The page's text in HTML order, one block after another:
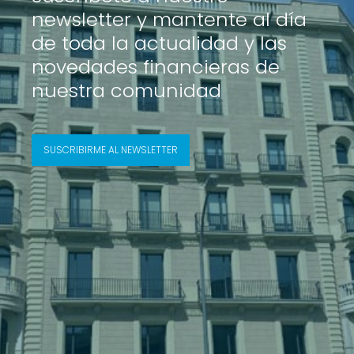
newsletter y mantente al día
de toda la actualidad y las
novedades financieras de
nuestra comunidad
SUSCRIBIRME AL NEWSLETTER